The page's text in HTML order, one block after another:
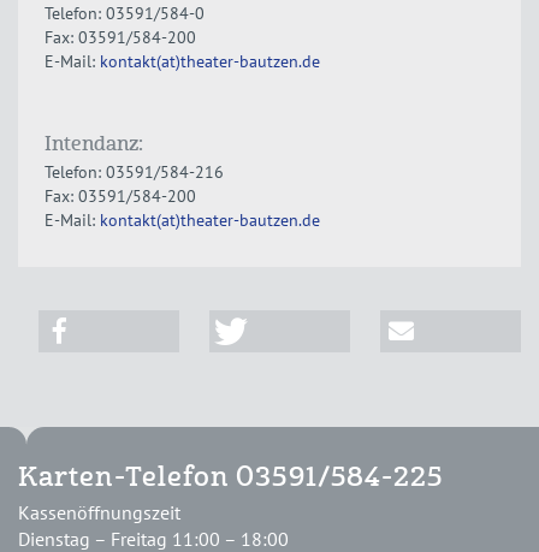
Telefon: 03591/584-0
Fax: 03591/584-200
E-Mail: kontakt(at)theater-bautzen.de
Intendanz:
Telefon: 03591/584-216
Fax: 03591/584-200
E-Mail: kontakt(at)theater-bautzen.de
Karten-Telefon 03591/584-225
Kassenöffnungszeit
Dienstag – Freitag 11:00 – 18:00